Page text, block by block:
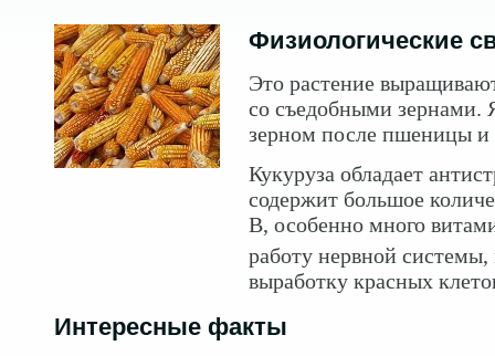
Физиологические
Это растение
со съедобными
зерном после пшеницы и
Кукуруза обладает
содержит большое
В, особенно много
работу нервной
выработку красных
Интересные факты